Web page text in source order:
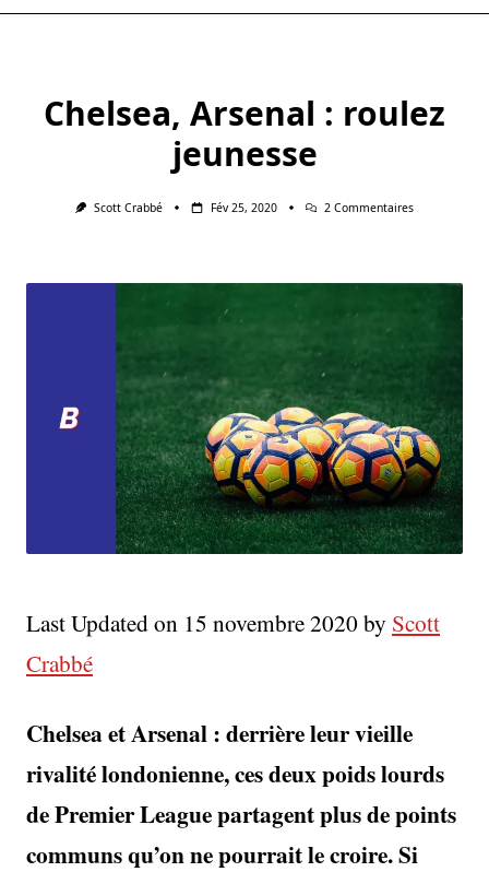
Chelsea, Arsenal : roulez
jeunesse
Scott Crabbé Fév 25, 2020 2 CommentairesSur
Jeunesse
Last Updated on 15 novembre 2020 by Scott
Crabbé
Chelsea et Arsenal : derrière leur vieille
rivalité londonienne, ces deux poids lourds
de Premier League partagent plus de points
communs qu’on ne pourrait le croire. Si